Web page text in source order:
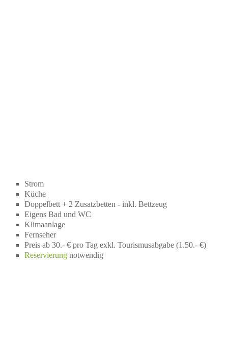
Strom
Küche
Doppelbett + 2 Zusatzbetten - inkl. Bettzeug
Eigens Bad und WC
Klimaanlage
Fernseher
Preis ab 30.- € pro Tag exkl. Tourismusabgabe (1.50.- €)
Reservierung notwendig